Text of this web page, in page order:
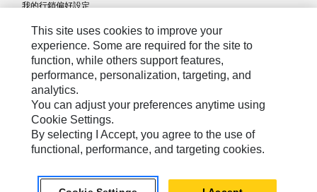
我的行銷偏好設定
網站地圖
Cookie Settings
法律
隱私權
關於 Cat
TW - Chinese© 2026 Caterpillar. All Rights Reserved.
This site uses cookies to improve your
experience. Some are required for the site to
function, while others support features,
performance, personalization, targeting, and
analytics.
You can adjust your preferences anytime using
Cookie Settings.
By selecting I Accept, you agree to the use of
functional, performance, and targeting cookies.